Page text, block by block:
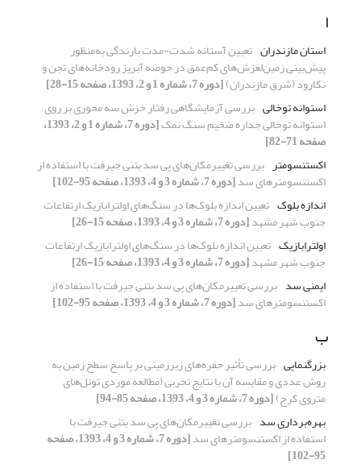
ا
استان مازندران تعیین آستانه شدت-مدت بارندگی به‌منظور
پیش‌بینی زمین‌لغزش‌های کم‌عمق در حوضه آبریز رودخانه‌های تجن و
نکارود (شرق مازندران)[دوره 7، شماره 1 و 2، 1393، صفحه 15-28]
استوانه توخالی بررسی آزمایشگاهی رفتار خزش سه محوری بر روی
استوانه توخالی جداره ضخیم سنگ نمک [دوره 7، شماره 1 و 2، 1393،
صفحه 71-82]
اکستنسومتر بررسی تغییرمکان‌های پی سد بتنی جیرفت با استفاده از
اکستنسومتر‌های سد[دوره 7، شماره 3 و 4، 1393، صفحه 95-102]
اندازه بلوک تعیین اندازه بلوک‌ها در سنگ‌های اولترابازیک ارتفاعات
جنوب شهر مشهد[دوره 7، شماره 3 و 4، 1393، صفحه 15-26]
اولترابازیک تعیین اندازه بلوک‌ها در سنگ‌های اولترابازیک ارتفاعات
جنوب شهر مشهد[دوره 7، شماره 3 و 4، 1393، صفحه 15-26]
ایمنی سد بررسی تغییرمکان‌های پی سد بتنی جیرفت با استفاده از
اکستنسومتر‌های سد[دوره 7، شماره 3 و 4، 1393، صفحه 95-102]
ب
بزرگنمایی بررسی تأثیر حفره‌های زیرزمینی بر پاسخ سطح زمین به
روش عددی و مقایسه آن با نتایج تجربی (مطالعه موردی تونل‌های
متروی کرج)[دوره 7، شماره 3 و 4، 1393، صفحه 85-94]
بهره‌برداری سد بررسی تغییرمکان‌های پی سد بتنی جیرفت با
استفاده از اکستنسومتر‌های سد [دوره 7، شماره 3 و 4، 1393، صفحه
95-102]